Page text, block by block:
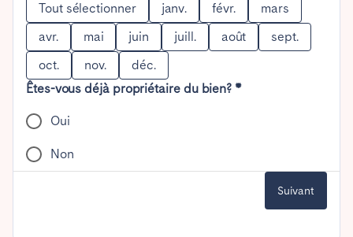
Tout sélectionner
janv. févr.
mars
avr.
mai juin juill. août
sept.
oct.
nov.
déc.
Êtes-vous déjà propriétaire du bien? *
Oui
Non
Suivant